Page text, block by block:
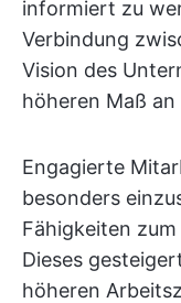
informiert zu
Verbindung
Vision des
höheren Maß
Engagierte
besonders
Fähigkeiten
Dieses
höheren